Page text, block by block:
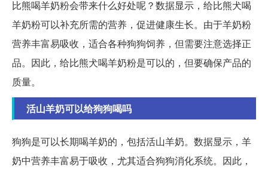
比熊喝羊奶粉会带来什么好处呢？数据显示，给比熊犬喝
羊奶粉可以补充所需的营养，促进健康生长。由于羊奶粉
营养丰富易吸收，适合各种狗狗饲养，但需要注意选择正
品。因此，给比熊犬喝羊奶粉是可以的，但要确保产品的
质量。
活山羊奶可以给狗狗喝吗
狗狗是可以长期喝羊奶的，包括活山羊奶。数据显示，羊
奶中营养丰富易于吸收，尤其适合狗狗消化系统。因此，